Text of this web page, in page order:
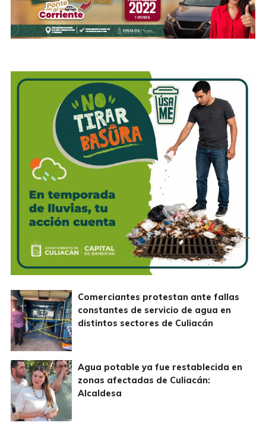
Comerciantes protestan ante fallas
constantes de servicio de agua en
distintos sectores de Culiacán
Agua potable ya fue restablecida en
zonas afectadas de Culiacán:
Alcaldesa